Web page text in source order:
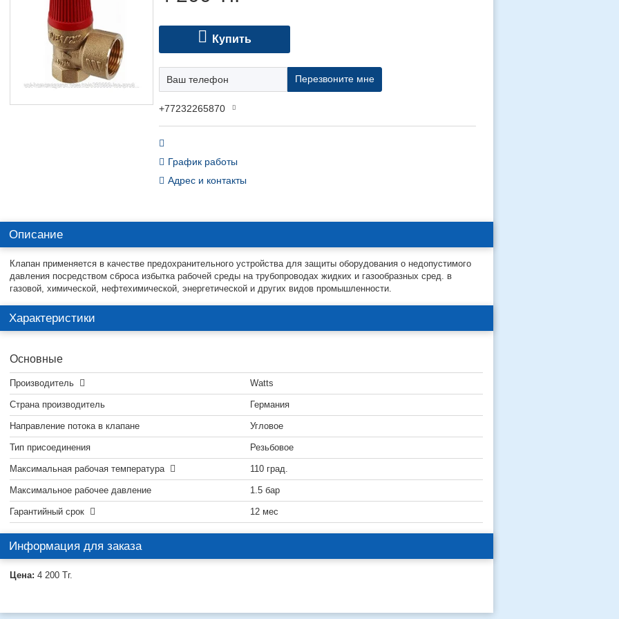
Купить
Перезвоните мне
+77232265870
График работы
Адрес и контакты
Описание
Клапан применяется в качестве предохранительного устройства для защиты оборудования о недопустимого
давления посредством сброса избытка рабочей среды на трубопроводах жидких и газообразных сред. в
газовой, химической, нефтехимической, энергетической и других видов промышленности.
Характеристики
Основные
Производитель Watts
Страна производитель Германия
Направление потока в клапане Угловое
Тип присоединения Резьбовое
Максимальная рабочая температура 110 град.
Максимальное рабочее давление 1.5 бар
Гарантийный срок 12 мес
Информация для заказа
Цена: 4 200 Тг.